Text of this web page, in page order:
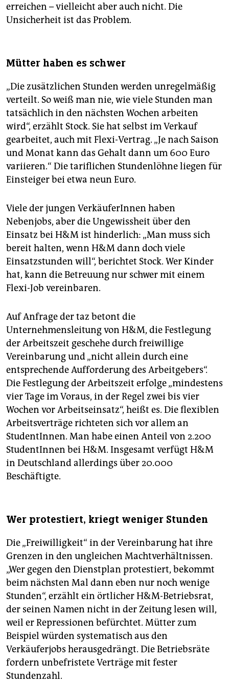
erreichen – vielleicht aber auch nicht. Die
Unsicherheit ist das Problem.
Mütter haben es schwer
„Die zusätzlichen Stunden werden unregelmäßig
verteilt. So weiß man nie, wie viele Stunden man
tatsächlich in den nächsten Wochen arbeiten
wird“, erzählt Stock. Sie hat selbst im Verkauf
gearbeitet, auch mit Flexi-Vertrag. „Je nach Saison
und Monat kann das Gehalt dann um 600 Euro
variieren.“ Die tariflichen Stundenlöhne liegen für
Einsteiger bei etwa neun Euro.
Viele der jungen VerkäuferInnen haben
Nebenjobs, aber die Ungewissheit über den
Einsatz bei H&M ist hinderlich: „Man muss sich
bereit halten, wenn H&M dann doch viele
Einsatzstunden will“, berichtet Stock. Wer Kinder
hat, kann die Betreuung nur schwer mit einem
Flexi-Job vereinbaren.
Auf Anfrage der taz betont die
Unternehmensleitung von H&M, die Festlegung
der Arbeitszeit geschehe durch freiwillige
Vereinbarung und „nicht allein durch eine
entsprechende Aufforderung des Arbeitgebers“.
Die Festlegung der Arbeitszeit erfolge „mindestens
vier Tage im Voraus, in der Regel zwei bis vier
Wochen vor Arbeitseinsatz“, heißt es. Die flexiblen
Arbeitsverträge richteten sich vor allem an
StudentInnen. Man habe einen Anteil von 2.200
StudentInnen bei H&M. Insgesamt verfügt H&M
in Deutschland allerdings über 20.000
Beschäftigte.
Wer protestiert, kriegt weniger Stunden
Die „Freiwilligkeit“ in der Vereinbarung hat ihre
Grenzen in den ungleichen Machtverhältnissen.
„Wer gegen den Dienstplan protestiert, bekommt
beim nächsten Mal dann eben nur noch wenige
Stunden“, erzählt ein örtlicher H&M-Betriebsrat,
der seinen Namen nicht in der Zeitung lesen will,
weil er Repressionen befürchtet. Mütter zum
Beispiel würden systematisch aus den
Verkäuferjobs herausgedrängt. Die Betriebsräte
fordern unbefristete Verträge mit fester
Stundenzahl.